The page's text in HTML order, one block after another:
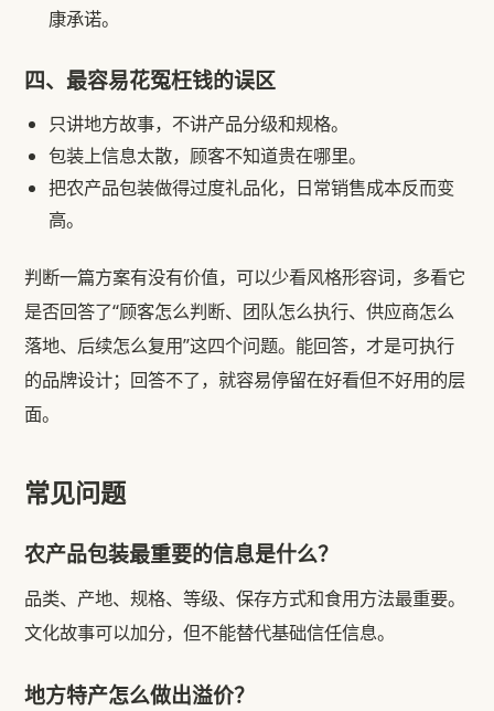
康承诺。
四、最容易花冤枉钱的误区
只讲地方故事，不讲产品分级和规格。
包装上信息太散，顾客不知道贵在哪里。
把农产品包装做得过度礼品化，日常销售成本反而变
高。
判断一篇方案有没有价值，可以少看风格形容词，多看它
是否回答了“顾客怎么判断、团队怎么执行、供应商怎么
落地、后续怎么复用”这四个问题。能回答，才是可执行
的品牌设计；回答不了，就容易停留在好看但不好用的层
面。
常见问题
农产品包装最重要的信息是什么？
品类、产地、规格、等级、保存方式和食用方法最重要。
文化故事可以加分，但不能替代基础信任信息。
地方特产怎么做出溢价？